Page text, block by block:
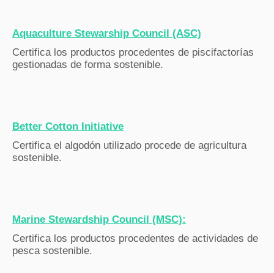
Aquaculture Stewarship Council (ASC)
Certifica los productos procedentes de piscifactorías
gestionadas de forma sostenible.
Better Cotton Initiative
Certifica el algodón utilizado procede de agricultura
sostenible.
Marine Stewardship Council (MSC):
Certifica los productos procedentes de actividades de
pesca sostenible.